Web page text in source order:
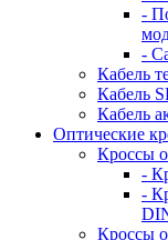
-
-
Кабель
Кабель
Кабель
Оптические
Кроссы
-
-
Кроссы